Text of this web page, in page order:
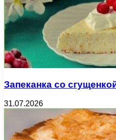
Запеканка со
31.07.2026